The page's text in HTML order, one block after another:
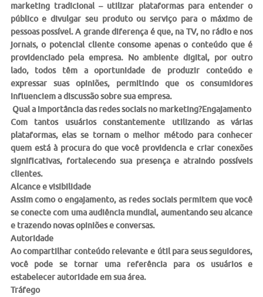
marketing tradicional – utilizar plataformas para entender o
público e divulgar seu produto ou serviço para o máximo de
pessoas possível. A grande diferença é que, na TV, no rádio e nos
jornais, o potencial cliente consome apenas o conteúdo que é
providenciado pela empresa. No ambiente digital, por outro
lado, todos têm a oportunidade de produzir conteúdo e
expressar suas opiniões, permitindo que os consumidores
influenciem a discussão sobre sua empresa.
Qual a importância das redes sociais no marketing?Engajamento
Com tantos usuários constantemente utilizando as várias
plataformas, elas se tornam o melhor método para conhecer
quem está à procura do que você providencia e criar conexões
significativas, fortalecendo sua presença e atraindo possíveis
clientes.
Alcance e visibilidade
Assim como o engajamento, as redes sociais permitem que você
se conecte com uma audiência mundial, aumentando seu alcance
e trazendo novas opiniões e conversas.
Autoridade
Ao compartilhar conteúdo relevante e útil para seus seguidores,
você pode se tornar uma referência para os usuários e
estabelecer autoridade em sua área.
Tráfego